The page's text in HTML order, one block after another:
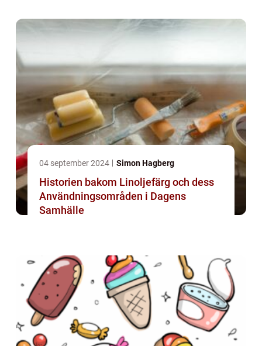
04 september 2024 Simon Hagberg
Historien bakom Linoljefärg och dess
Användningsområden i Dagens
Samhälle